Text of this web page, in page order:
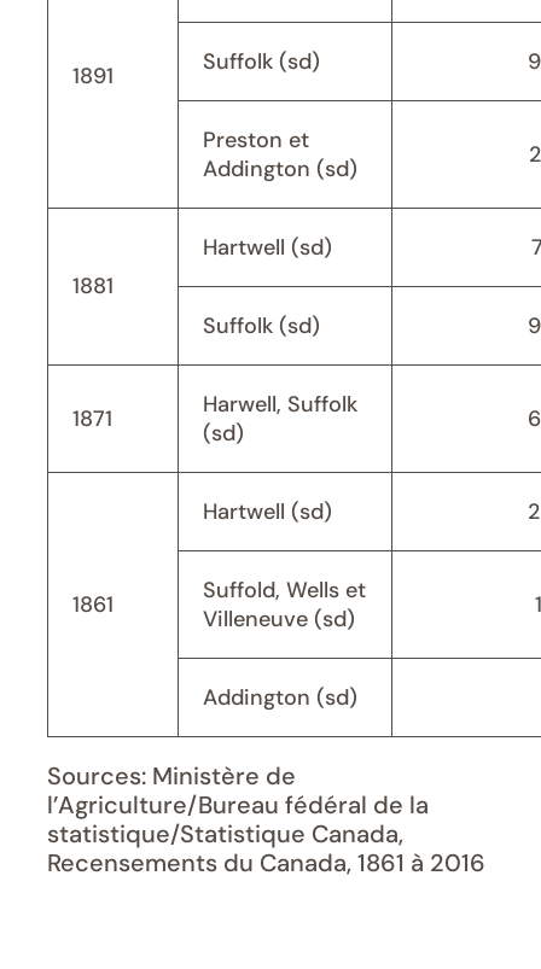
1891 Suffolk (sd)
Preston et
Addington (sd)
1881
Hartwell (sd)
Suffolk (sd)
1871
Harwell, Suffolk
(sd)
1861
Hartwell (sd)
Suffold, Wells et
Villeneuve (sd)
Addington (sd)
Sources: Ministère de
l’Agriculture/Bureau fédéral de la
statistique/Statistique Canada,
Recensements du Canada, 1861 à 2016